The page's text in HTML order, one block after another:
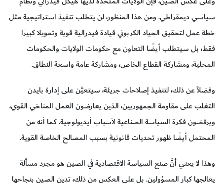
سياسي ديمقراطي. ومن هذا المنظور، لن يتطلب تنفيذ استراتيجية مثل
خطة عمل لتحقيق الحياد الكربوني قيادة فيدرالية قوية وتمويلًا كبيرًا
فقط، بل سيتطلب أيضًا التعاون مع حكومات الولايات والحكومات
المحلية، ومشاركة القطاع الخاص، ومشاركة عامة واسعة النطاق.
وفضلاً عن ذلك، لتنفيذ إصلاحات جريئة، سيتعيَّن على إدارة بايدن
التغلب على مقاومة الجمهوريين، الذين يعارضون العمل المناخي القوي،
ويرفضون فكرة السياسة الصناعية لأسباب أيديولوجية. كما أنه من
المحتمل أيضًا ظهور تحديات قانونية بسبب المصالح الخاصة القوية.
وهذا لا يعني أنَّ صنع السياسة الاقتصادية في الصين هو مجرد مسألة
يعالجها كبار المسؤولين. بل على العكس من ذلك، تدين الصين بنجاحها